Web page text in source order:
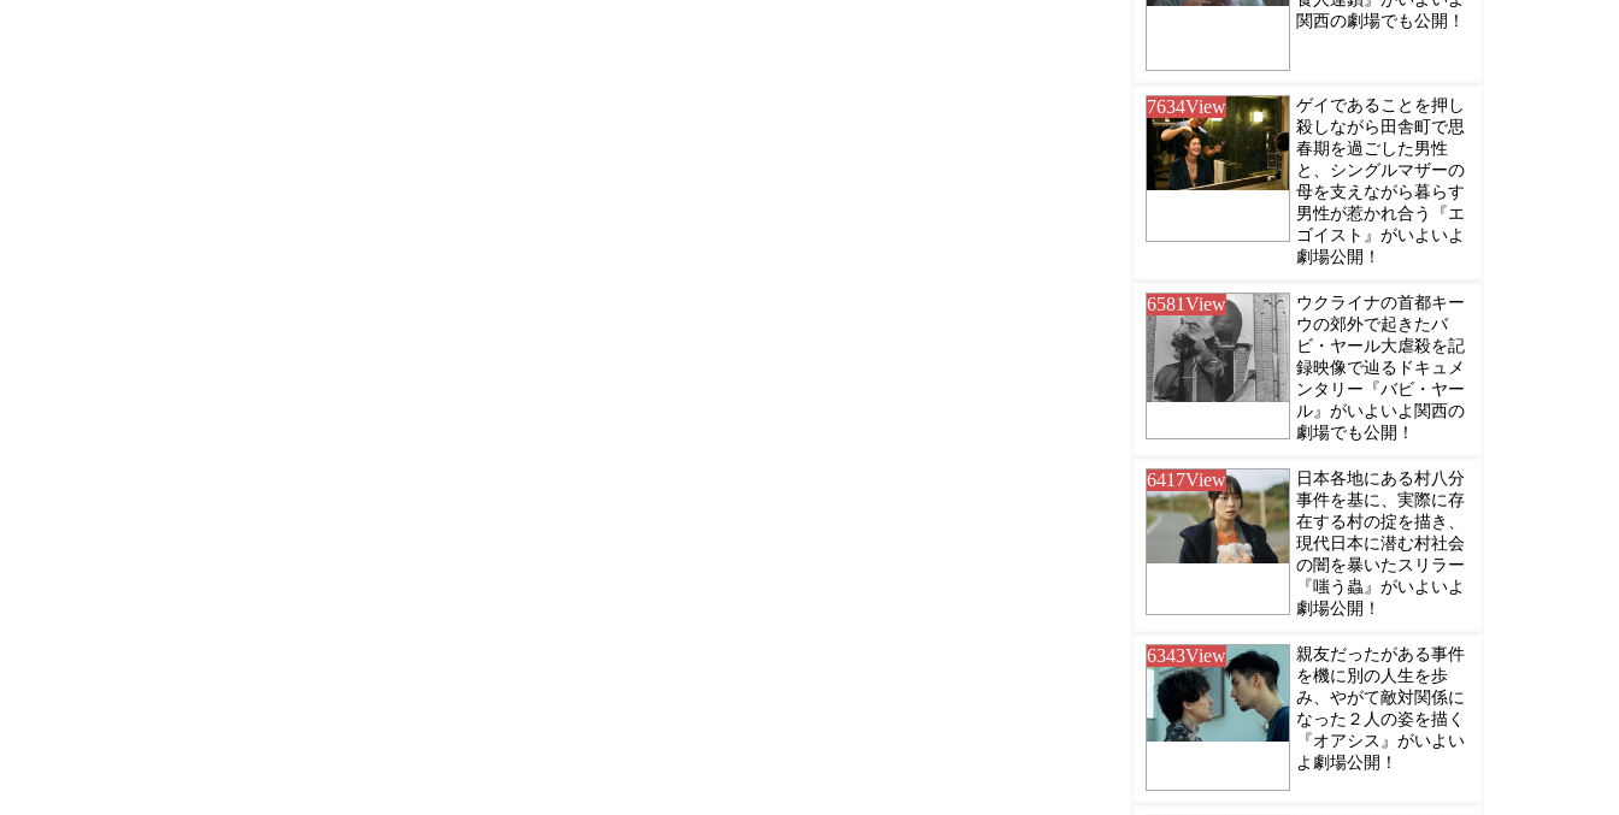
関西の劇場でも公開！
7634View
ゲイであることを押し
殺しながら田舎町で思
春期を過ごした男性
と、シングルマザーの
母を支えながら暮らす
男性が惹かれ合う『エ
ゴイスト』がいよいよ
劇場公開！
6581View
ウクライナの首都キー
ウの郊外で起きたバ
ビ・ヤール大虐殺を記
録映像で辿るドキュメ
ンタリー『バビ・ヤー
ル』がいよいよ関西の
劇場でも公開！
6417View
日本各地にある村八分
事件を基に、実際に存
在する村の掟を描き、
現代日本に潜む村社会
の闇を暴いたスリラー
『嗤う蟲』がいよいよ
劇場公開！
6343View
親友だったがある事件
を機に別の人生を歩
み、やがて敵対関係に
なった２人の姿を描く
『オアシス』がいよい
よ劇場公開！